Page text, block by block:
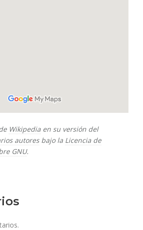
Wikipedia en su versión del
autoresbajo la Licencia de
GNU.